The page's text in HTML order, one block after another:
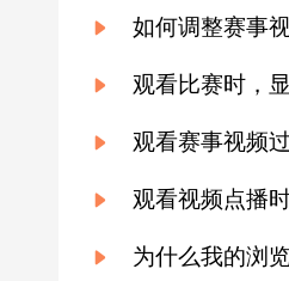
栏目 片库 热播榜
如何调整赛事
观看比赛时，
观看赛事视频
观看视频点播
为什么我的浏